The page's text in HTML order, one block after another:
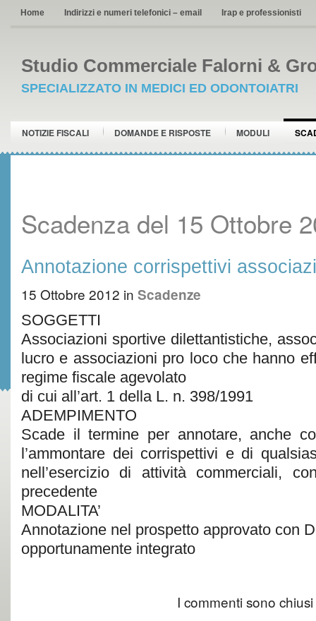
Home Indirizzi e numeri telefonici – email Irap e professionisti
Studio Commerciale Falorni &
SPECIALIZZATO IN MEDICI ED ODONTOIATRI
NOTIZIE FISCALI DOMANDE E RISPOSTE MODULI
Scadenza del 15 Ottobre
Annotazione corrispettivi
15 Ottobre 2012 in Scadenze
SOGGETTI
Associazioni sportive dilettantistiche,
lucro e associazioni pro loco che hanno
regime fiscale agevolato
di cui all’art. 1 della L. n. 398/1991
ADEMPIMENTO
Scade il termine per annotare, anche
l’ammontare dei corrispettivi e di
nell’esercizio di attività commerciali,
precedente
MODALITA’
Annotazione nel prospetto approvato con
opportunamente integrato
I commenti sono chiusi